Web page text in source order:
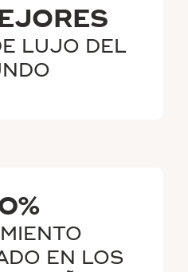
LUJO DEL
EN LOS